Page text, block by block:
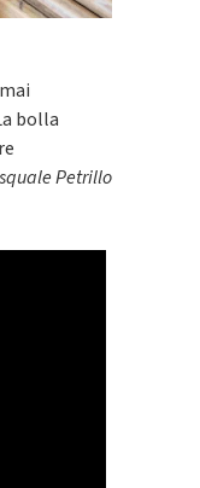
bolla
Petrillo